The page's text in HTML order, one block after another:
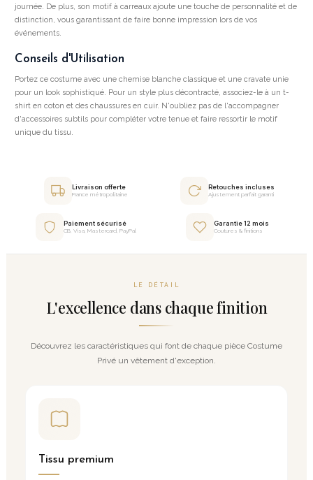
journée. De plus, son motif à carreaux ajoute une touche de personnalité et de
distinction, vous garantissant de faire bonne impression lors de vos
événements.
Conseils d'Utilisation
Portez ce costume avec une chemise blanche classique et une cravate unie
pour un look sophistiqué. Pour un style plus décontracté, associez-le à un t-
shirt en coton et des chaussures en cuir. N'oubliez pas de l'accompagner
d'accessoires subtils pour compléter votre tenue et faire ressortir le motif
unique du tissu.
Livraison offerte
France métropolitaine
Retouches incluses
Ajustement parfait garanti
Paiement sécurisé
CB, Visa, Mastercard, PayPal
Garantie 12 mois
Coutures & finitions
LE DÉTAIL
L'excellence dans chaque finition
Découvrez les caractéristiques qui font de chaque pièce Costume
Privé un vêtement d'exception.
Tissu premium